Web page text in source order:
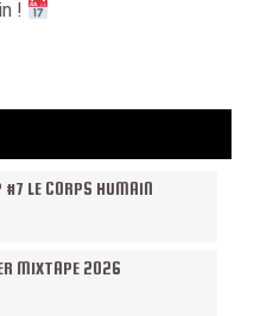
!
LE CORPS HUMAIN
MIXTAPE 2026